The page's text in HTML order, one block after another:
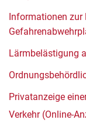
Informationen zur
Lärmbelästigung
Privatanzeige
Verkehr (Online-